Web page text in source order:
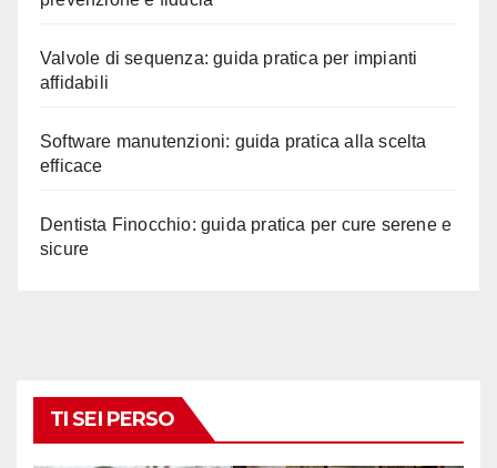
Valvole di sequenza: guida pratica per impianti
affidabili
Software manutenzioni: guida pratica alla scelta
efficace
Dentista Finocchio: guida pratica per cure serene e
sicure
TI SEI PERSO